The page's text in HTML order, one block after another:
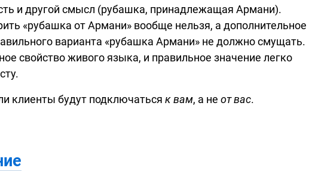
и другой смысл (рубашка, принадлежащая Армани).
«рубашка от Армани» вообще нельзя, а дополнительное
варианта «рубашка Армани» не должно смущать.
свойство живого языка, и правильное значение легко
клиенты будут подключатьсяк вам, а неот вас.